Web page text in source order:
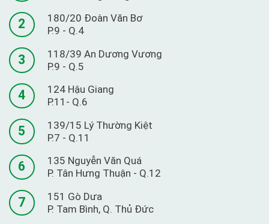
2
180/20 Đoàn Văn Bơ
P.9 - Q.4
3
118/39 An Dương Vương
P.9 - Q.5
4
124 Hậu Giang
P.11- Q.6
5
139/15 Lý Thường Kiệt
P.7 - Q.11
6
135 Nguyễn Văn Quá
P. Tân Hưng Thuận - Q.12
7
151 Gò Dưa
P. Tam Bình, Q. Thủ Đức